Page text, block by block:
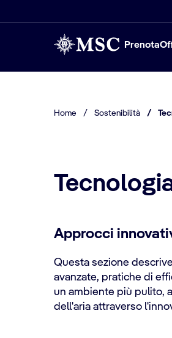
Prenota
Home / Sostenibilità /
Approcci
Questa sezione
avanzate, pratiche di
un ambiente più pulito,
dell'aria attraverso